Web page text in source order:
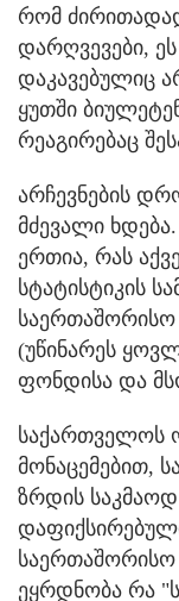
რომ
დარღვევები,
დაკავებულიც
ყუთში
რეაგირებაც
არჩევნების
მძევალი
ერთია, რას
სტატისტიკის
საერთაშორისო
(უწინარეს
ფონდისა და
საქართველოს
მონაცემებით,
ზრდის
ეყრდნობა რა